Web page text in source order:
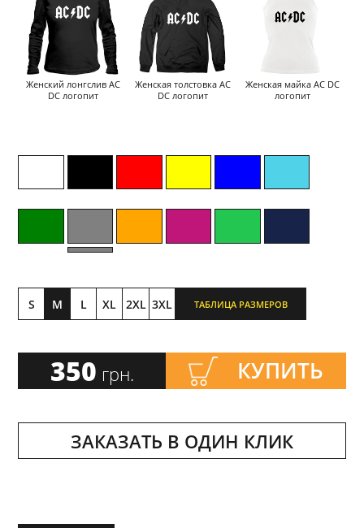
Женский лонгслив AC
DC логопит
Женская толстовка AC
DC логопит
Женская майка AC DC
логопит
S M L XL 2XL 3XL ТАБЛИЦА РАЗМЕРОВ
350 грн. КУПИТЬ
ЗАКАЗАТЬ В ОДИН КЛИК